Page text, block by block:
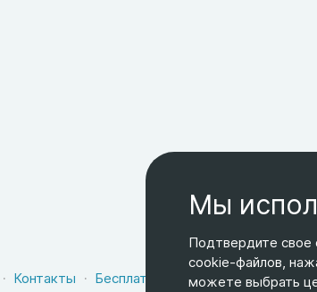
Контакты Бесплатная доставка
Оферта
Мы
Подтвердите свое
cookie-файлов,
можете выбрать